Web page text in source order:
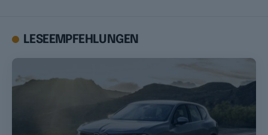
LESEEMPFEHLUNGEN